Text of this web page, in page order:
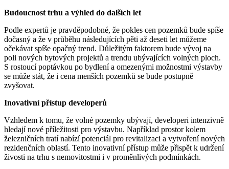
Budoucnost trhu a výhled do dalších let
Podle expertů je pravděpodobné, že pokles cen pozemků bude spíše
dočasný a že v průběhu následujících pěti až deseti let můžeme
očekávat spíše opačný trend. Důležitým faktorem bude vývoj na
poli nových bytových projektů a trendu ubývajících volných ploch.
S rostoucí poptávkou po bydlení a omezenými možnostmi výstavby
se může stát, že i cena menších pozemků se bude postupně
zvyšovat.
Inovativní přístup developerů
Vzhledem k tomu, že volné pozemky ubývají, developeri intenzivně
hledají nové příležitosti pro výstavbu. Například prostor kolem
železničních tratí nabízí potenciál pro revitalizaci a vytvoření nových
rezidenčních oblastí. Tento inovativní přístup může přispět k udržení
živosti na trhu s nemovitostmi i v proměnlivých podmínkách.